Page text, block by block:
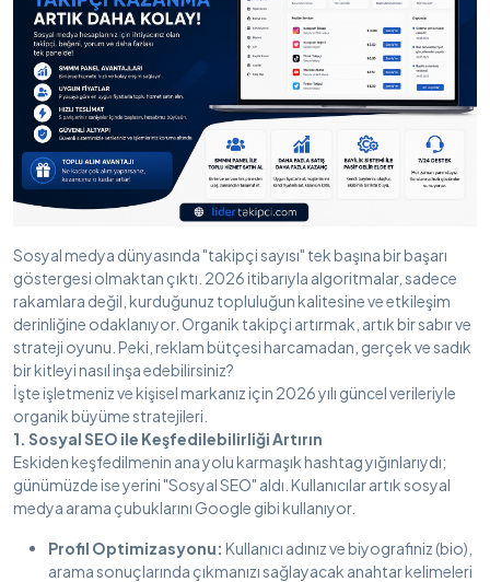
Sosyal medya dünyasında "takipçi sayısı" tek başına bir başarı
göstergesi olmaktan çıktı. 2026 itibarıyla algoritmalar, sadece
rakamlara değil, kurduğunuz topluluğun kalitesine ve etkileşim
derinliğine odaklanıyor. Organik takipçi artırmak, artık bir sabır ve
strateji oyunu. Peki, reklam bütçesi harcamadan, gerçek ve sadık
bir kitleyi nasıl inşa edebilirsiniz?
İşte işletmeniz ve kişisel markanız için 2026 yılı güncel verileriyle
organik büyüme stratejileri.
1. Sosyal SEO ile Keşfedilebilirliği Artırın
Eskiden keşfedilmenin ana yolu karmaşık hashtag yığınlarıydı;
günümüzde ise yerini "Sosyal SEO" aldı. Kullanıcılar artık sosyal
medya arama çubuklarını Google gibi kullanıyor.
Profil Optimizasyonu: Kullanıcı adınız ve biyografiniz (bio),
arama sonuçlarında çıkmanızı sağlayacak anahtar kelimeleri